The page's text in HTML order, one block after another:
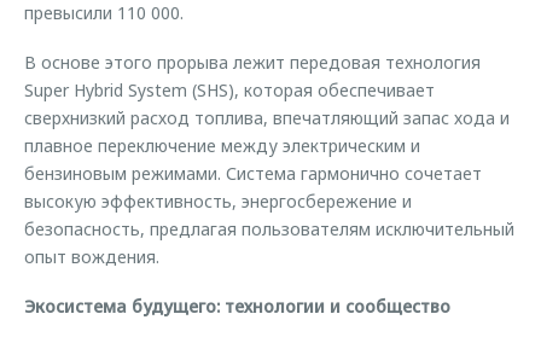
превысили 110 000.
В основе этого прорыва лежит передовая технология
Super Hybrid System (SHS), которая обеспечивает
сверхнизкий расход топлива, впечатляющий запас хода и
плавное переключение между электрическим и
бензиновым режимами. Система гармонично сочетает
высокую эффективность, энергосбережение и
безопасность, предлагая пользователям исключительный
опыт вождения.
Экосистема будущего: технологии и сообщество